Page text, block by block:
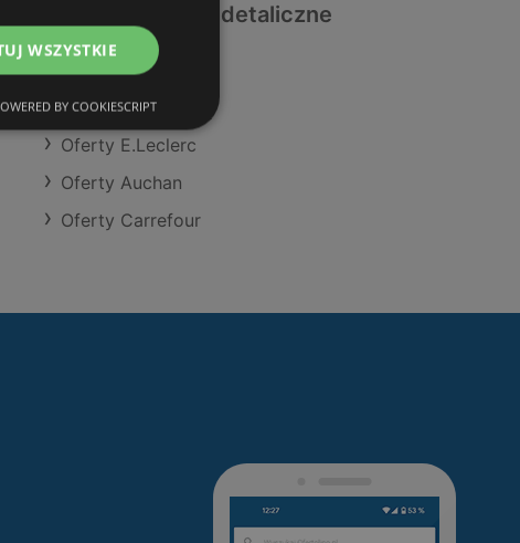
Podobne sklepy detaliczne
Oferty Action
Oferty SPAR
Oferty E.Leclerc
Oferty Auchan
Oferty Carrefour
WSZYSTKIE
BY COOKIESCRIPT